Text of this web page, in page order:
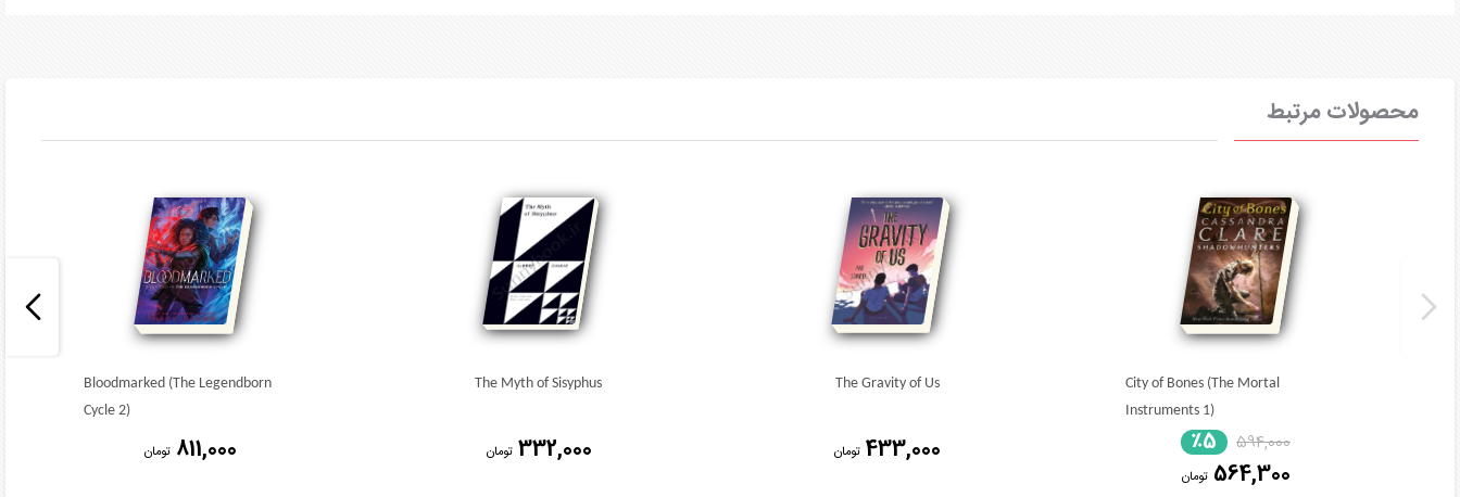
محصولات مرتبط
City of Bones (The Mortal
Instruments 1)
594,000
٪5
564,300 تومان
The Gravity of Us
433,000 تومان
The Myth of Sisyphus
332,000 تومان
Bloodmarked (The Legendborn
Cycle 2)
811,000 تومان